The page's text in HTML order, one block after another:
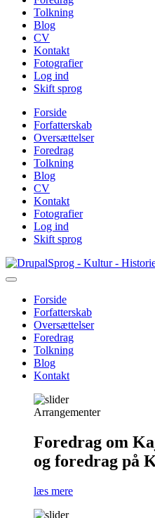
Tolkning
Blog
CV
Kontakt
Fotografier
Log ind
Skift sprog
Forside
Forfatterskab
Oversættelser
Foredrag
Tolkning
Blog
CV
Kontakt
Fotografier
Log ind
Skift sprog
Gå
til
Sprog - Kultur -
Primær
navigation
Forside
Forfatterskab
Oversættelser
Foredrag
Tolkning
Blog
Kontakt
Arrangementer
Foredrag om
og foredrag på
læs mere